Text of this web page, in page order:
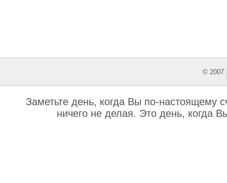
© 2007
Заметьте день, когда Вы по-настоящему
ничего не делая. Это день, когда